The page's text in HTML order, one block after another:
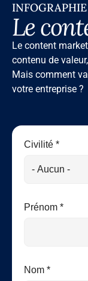
INFOGRAPHIE
Le
Le content
contenu de
Mais comment
votre entreprise ?
Civilité *
Prénom *
Nom *